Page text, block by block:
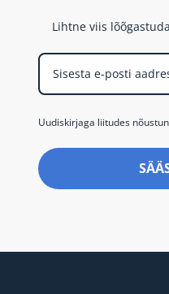
Lihtne viis
Uudiskirjaga liitudes